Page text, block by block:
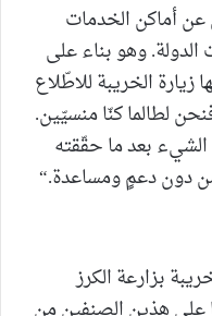
أماكن الخدمات
وهو بناء على
الخريبة للاطّلاع
لطالما كنّا منسيّين.
الشيء بعد ما حقّقته
من دون دعمٍ ومساعدة.“
بزارعة الكرز